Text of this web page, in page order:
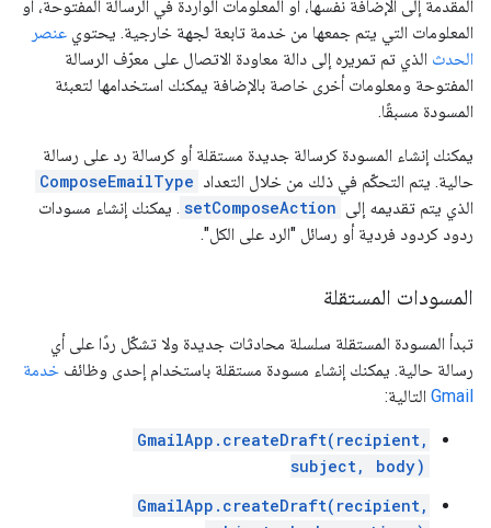
المقدمة إلى الإضافة نفسها، أو المعلومات الواردة في الرسالة المفتوحة، أو
المعلومات التي يتم جمعها من خدمة تابعة لجهة خارجية. يحتوي عنصر
الحدث الذي تم تمريره إلى دالة معاودة الاتصال على معرّف الرسالة
المفتوحة ومعلومات أخرى خاصة بالإضافة يمكنك استخدامها لتعبئة
المسودة مسبقًا.
يمكنك إنشاء المسودة كرسالة جديدة مستقلة أو كرسالة رد على رسالة
حالية. يتم التحكّم في ذلك من خلال التعداد ComposeEmailType
الذي يتم تقديمه إلى setComposeAction . يمكنك إنشاء مسودات
ردود كردود فردية أو رسائل "الرد على الكل".
المسودات المستقلة
تبدأ المسودة المستقلة سلسلة محادثات جديدة ولا تشكّل ردًا على أي
رسالة حالية. يمكنك إنشاء مسودة مستقلة باستخدام إحدى وظائف خدمة
Gmail التالية:
GmailApp.createDraft(recipient,
subject, body)
GmailApp.createDraft(recipient,